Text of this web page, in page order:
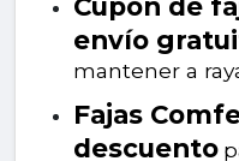
envío
mantener a
Fajas
descuento